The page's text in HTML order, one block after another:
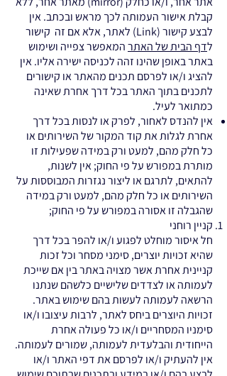
קבלת אישור העמותה לכך מראש ובכתב. אין
לבצע קישור (Link) לאתר, אלא אם זה קישור
לדף הבית של האתרהמאפשר צפייה ושימוש
באתר באופן שהינו זהה לכניסה ישירה אליו. אין
להציג ו/או לפרסם תכנים מהאתר או קישורים
לתכנים בתוך האתר בכל דרך אחרת שאינה
כמתואר לעיל.
אין להנדס לאחור, לפרק או לנסות בכל דרך
אחרת לגלות את קוד המקור של השירותים או
כל חלק מהם, למעט ורק במידה שפעילות זו
מותרת במפורש על פי החוק; אין לשנות,
להתאים, לתרגם או ליצור נגזרות המבוססות על
השירותים או כל חלק מהם, למעט ורק במידה
שהגבלה זו אסורה במפורש על פי החוק;
קניין רוחני
חל איסור מוחלט לפגוע ו/או להפר בכל דרך
שהיא זכויות יוצרים, סימני מסחר וכל זכות
קניינית אחרת אשר מצויה באתר בין אם שייכת
לעמותה או לצדדים שלישיים כלשהם שנתנו
הרשאה לעמותה לעשות בהם שימוש באתר.
זכויות היוצרים ביחס לאתר, לרבות עיצובו ו/או
סימניו המסחריים ו/או כל פעולה אחרת
הייחודית והבלעדית לעמותה, שמורים לעמותה.
אין להעתיק ו/או לפרסם את דפי האתר ו/או